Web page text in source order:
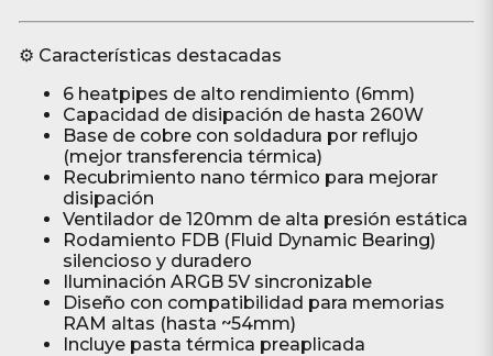
⚙️ Características destacadas
6 heatpipes de alto rendimiento (6mm)
Capacidad de disipación de hasta 260W
Base de cobre con soldadura por reflujo
(mejor transferencia térmica)
Recubrimiento nano térmico para mejorar
disipación
Ventilador de 120mm de alta presión estática
Rodamiento FDB (Fluid Dynamic Bearing)
silencioso y duradero
Iluminación ARGB 5V sincronizable
Diseño con compatibilidad para memorias
RAM altas (hasta ~54mm)
Incluye pasta térmica preaplicada